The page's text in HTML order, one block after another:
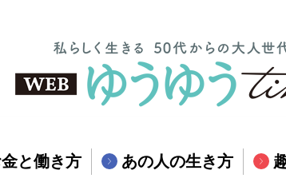
と働き方 あの人の生き方